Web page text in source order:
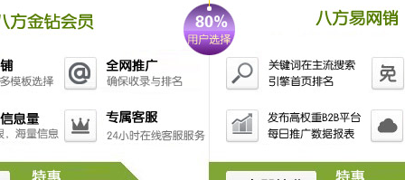
收系统、太阳能供电系统及控制系统于一身，具有操作
简单可靠，收集，效率高，打捞水域广等优势，且具有
远程控制清理垃圾、节能低耗等功能。